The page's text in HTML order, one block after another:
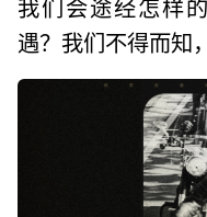
遇？我们不得而知